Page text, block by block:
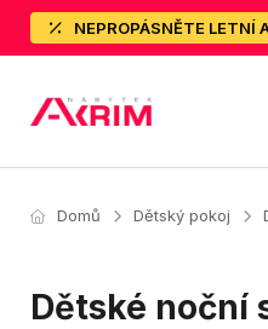
NEPROPÁSNĚTE LETNÍ
Domů Dětský pokoj
Dětské noční